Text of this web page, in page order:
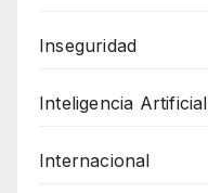
Inseguridad
Inteligencia Artificial
Internacional